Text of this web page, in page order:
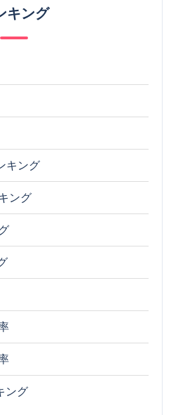
キング
キング
ング
ング